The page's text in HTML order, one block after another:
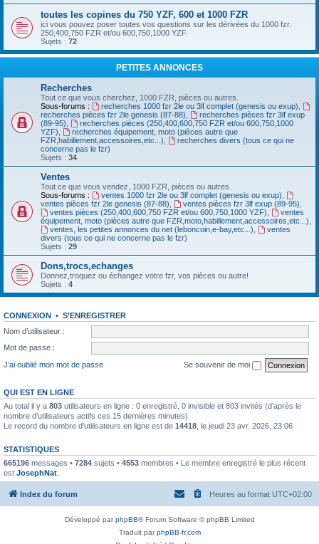
toutes les copines du 750 YZF, 600 et 1000 FZR
ici vous pouvez poser toutes vos questions sur les dérivées du 1000 fzr.
250,400,750 FZR et/ou 600,750,1000 YZF.
Sujets : 72
PETITES ANNONCES
Recherches
Tout ce que vous cherchez, 1000 FZR, pièces ou autres.
Sous-forums :
recherches 1000 fzr 2le ou 3lf complet (genesis ou exup)
recherches pièces fzr 2le genesis (87-88)
recherches pièces fzr 3lf exup
(89-95)
recherches pièces (250,400,600,750 FZR et/ou 600,750,1000
YZF)
recherches équipement, moto (pièces autre que
FZR,habillement,accessoires,etc...)
recherches divers (tous ce qui ne
concerne pas le fzr)
Sujets : 34
Ventes
Tout ce que vous vendez, 1000 FZR, pièces ou autres.
Sous-forums :
ventes 1000 fzr 2le ou 3lf complet (genesis ou exup)
ventes pièces fzr 2le genesis (87-88)
ventes pièces fzr 3lf exup (89-95)
ventes pièces (250,400,600,750 FZR et/ou 600,750,1000 YZF)
ventes
équipement, moto (pièces autre que FZR,moto,habillement,accessoires,etc...)
ventes, les petites annonces du net (leboncoin,e-bay,etc...)
ventes
divers (tous ce qui ne concerne pas le fzr)
Sujets : 29
Dons,trocs,echanges
Donnez,troquez ou échangez votre fzr, vos pièces ou autre!
Sujets : 4
CONNEXION • S’ENREGISTRER
Nom d’utilisateur :
Mot de passe :
J’ai oublié mon mot de passe
Se souvenir de moi
QUI EST EN LIGNE
Au total il y a 803 utilisateurs en ligne : 0 enregistré, 0 invisible et 803 invités (d’après le
nombre d’utilisateurs actifs ces 15 dernières minutes)
Le record du nombre d’utilisateurs en ligne est de 14418 , le jeudi 23 avr. 2026, 23:06
STATISTIQUES
665196 messages • 7284 sujets • 4553 membres • Le membre enregistré le plus récent
est JosephNat
Index du forum Heures au format UTC+02:00
Développé parphpBB® Forum Software © phpBB Limited
Traduit parphpBB-fr.com